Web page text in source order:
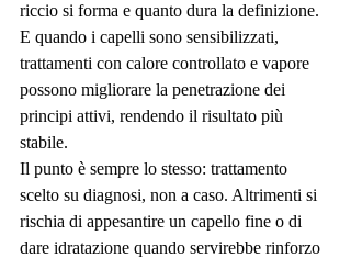
riccio si forma e quanto dura la definizione.
E quando i capelli sono sensibilizzati,
trattamenti con calore controllato e vapore
possono migliorare la penetrazione dei
principi attivi, rendendo il risultato più
stabile.
Il punto è sempre lo stesso: trattamento
scelto su diagnosi, non a caso. Altrimenti si
rischia di appesantire un capello fine o di
dare idratazione quando servirebbe rinforzo